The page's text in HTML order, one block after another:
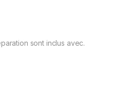
sont inclus avec.